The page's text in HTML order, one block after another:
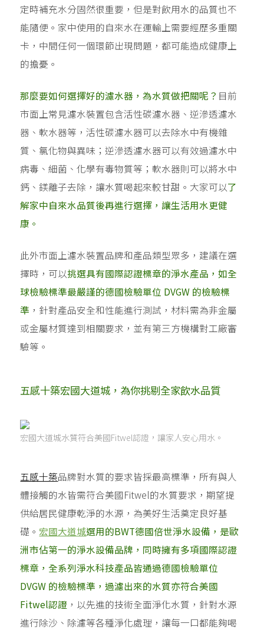
定時補充水分固然很重要，但是對飲用水的品質也不
能隨便。家中使用的自來水在運輸上需要經歷多重關
卡，中間任何一個環節出現問題，都可能造成健康上
的擔憂。
那麼要如何選擇好的濾水器，為水質做把關呢？ 目前
市面上常見濾水裝置包含活性碳濾水器、逆滲透濾水
器、軟水器等，活性碳濾水器可以去除水中有機雜
質、氯化物與異味；逆滲透濾水器可以有效過濾水中
病毒、細菌、化學有毒物質等；軟水器則可以將水中
鈣、鎂離子去除，讓水質喝起來較甘甜。大家可以了
解家中自來水品質後再進行選擇，讓生活用水更健
康。
此外市面上濾水裝置品牌和產品類型眾多，建議在選
擇時，可以挑選具有國際認證標章的淨水產品，如全
球檢驗標準最嚴謹的德國檢驗單位 DVGW 的檢驗標
準 ，針對產品安全和性能進行測試，材料需為非金屬
或金屬材質達到相關要求，並有第三方機構對工廠審
驗等。
五感十築宏國大道城，為你挑剔全家飲水品質
宏國大道城水質符合美國Fitwel認證，讓家人安心用水。
五感十築品牌對水質的要求皆採最高標準，所有與人
體接觸的水皆需符合美國Fitwel的水質要求，期望提
供給居民健康乾淨的水源，為美好生活奠定良好基
礎。 宏國大道城選用的BWT德國倍世淨水設備，是歐
洲市佔第一的淨水設備品牌，同時擁有多項國際認證
標章，全系列淨水科技產品皆通過德國檢驗單位
DVGW 的檢驗標準，過濾出來的水質亦符合美國
Fitwel認證 ，以先進的技術全面淨化水質，針對水源
進行除沙、除濾等各種淨化處理，讓每一口都能夠喝